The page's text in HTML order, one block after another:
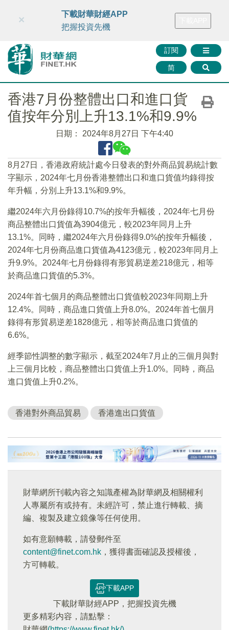
財華智庫網 FINTV FINMETA 財華證券 媒體矩陣
訂閱
简
×
下載財華財經APP
把握投資先機
香港7月份整體出口和進口貨
值按年分別上升13.1%和9.9%
日期： 2024年8月27日 下午4:40
8月27日，香港政府統計處今日發表的對外商品貿易統計數
字顯示，2024年七月份香港整體出口和進口貨值均錄得按
年升幅，分別上升13.1%和9.9%。
繼2024年六月份錄得10.7%的按年升幅後，2024年七月份
商品整體出口貨值為3904億元，較2023年同月上升
13.1%。同時，繼2024年六月份錄得9.0%的按年升幅後，
2024年七月份商品進口貨值為4123億元，較2023年同月上
升9.9%。2024年七月份錄得有形貿易逆差218億元，相等
於商品進口貨值的5.3%。
2024年首七個月的商品整體出口貨值較2023年同期上升
12.4%。同時，商品進口貨值上升8.0%。2024年首七個月
錄得有形貿易逆差1828億元，相等於商品進口貨值的
6.6%。
經季節性調整的數字顯示，截至2024年7月止的三個月與對
上三個月比較，商品整體出口貨值上升1.0%。同時，商品
進口貨值上升0.2%。
香港對外商品貿易 香港進出口貨值
財華網所刊載內容之知識產權為財華網及相關權利
人專屬所有或持有。未經許可，禁止進行轉載、摘
編、複製及建立鏡像等任何使用。
如有意願轉載，請發郵件至
content@finet.com.hk ，獲得書面確認及授權後，
方可轉載。
下載APP
下載財華財經APP，把握投資先機
更多精彩内容，請點擊：